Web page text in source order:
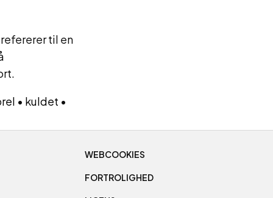
til en
• kuldet •
WEBCOOKIES
FORTROLIGHED